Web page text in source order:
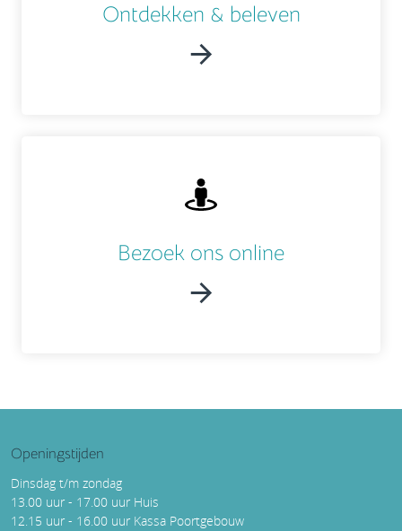
Ontdekken & beleven
Bezoek ons online
Openingstijden
Dinsdag t/m zondag
13.00 uur - 17.00 uur Huis
12.15 uur - 16.00 uur Kassa Poortgebouw